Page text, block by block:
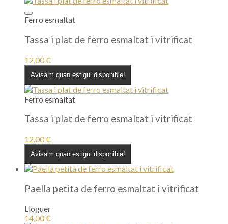
Ferro esmaltat
Tassa i plat de ferro esmaltat i vitrificat
12,00€
Avisa'm quan estigui disponible!
Ferro esmaltat
Tassa i plat de ferro esmaltat i vitrificat
12,00€
Avisa'm quan estigui disponible!
Paella petita de ferro esmaltat i vitrificat
Lloguer
14,00€